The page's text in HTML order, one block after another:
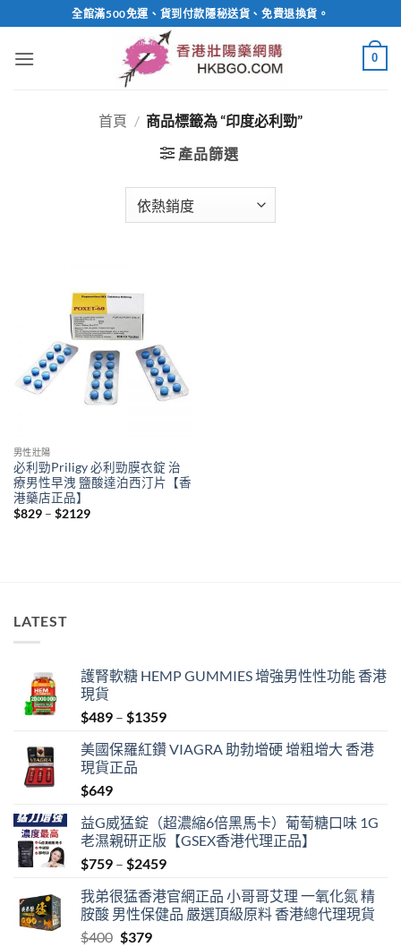
to
content
全館滿500免運、貨到付款隱秘送貨、免費退換貨。
0
首頁 / 商品標籤為 “印度必利勁”
產品篩選
男性壯陽
必利勁Priligy 必利勁膜衣錠 治
療男性早洩 鹽酸達泊西汀片【香
港藥店正品】
$829 – $2129Price
LATEST
護腎軟糖 HEMP GUMMIES 增強男性性功能 香港
現貨
$489 – $1359Price
$489
美國保羅紅鑽 VIAGRA 助勃增硬 增粗增大 香港
現貨正品
$649
益G威猛錠（超濃縮6倍黑馬卡）葡萄糖口味 1G
老濕親研正版【GSEX香港代理正品】
$759 – $2459Price
$759
through
我弟很猛香港官網正品 小哥哥艾理 一氧化氮 精
胺酸 男性保健品 嚴選頂級原料 香港總代理現貨
$400 Original
$379Current